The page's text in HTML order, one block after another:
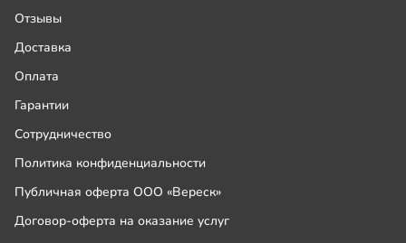
Отзывы
Доставка
Оплата
Гарантии
Сотрудничество
Политика конфиденциальности
Публичная оферта ООО «Вереск»
Договор-оферта на оказание услуг